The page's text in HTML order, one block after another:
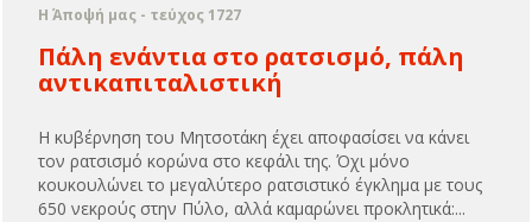
Η Άποψή μας - τεύχος 1727
Πάλη ενάντια στο ρατσισμό, πάλη
αντικαπιταλιστική
Η κυβέρνηση του Μητσοτάκη έχει αποφασίσει να κάνει
τον ρατσισμό κορώνα στο κεφάλι της. Όχι μόνο
κουκουλώνει το μεγαλύτερο ρατσιστικό έγκλημα με τους
650 νεκρούς στην Πύλο, αλλά καμαρώνει προκλητικά:...